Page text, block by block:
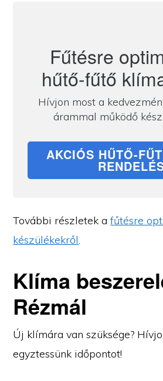
Fűtésre
hűtő-fűtő
Hívjon most a
árammal működő
AKCIÓS HŰTŐ-
További részletek afűtésre
készülékekről.
Klíma
Rézmál
Új klímára van szüksége?
egyztessünk időpontot!